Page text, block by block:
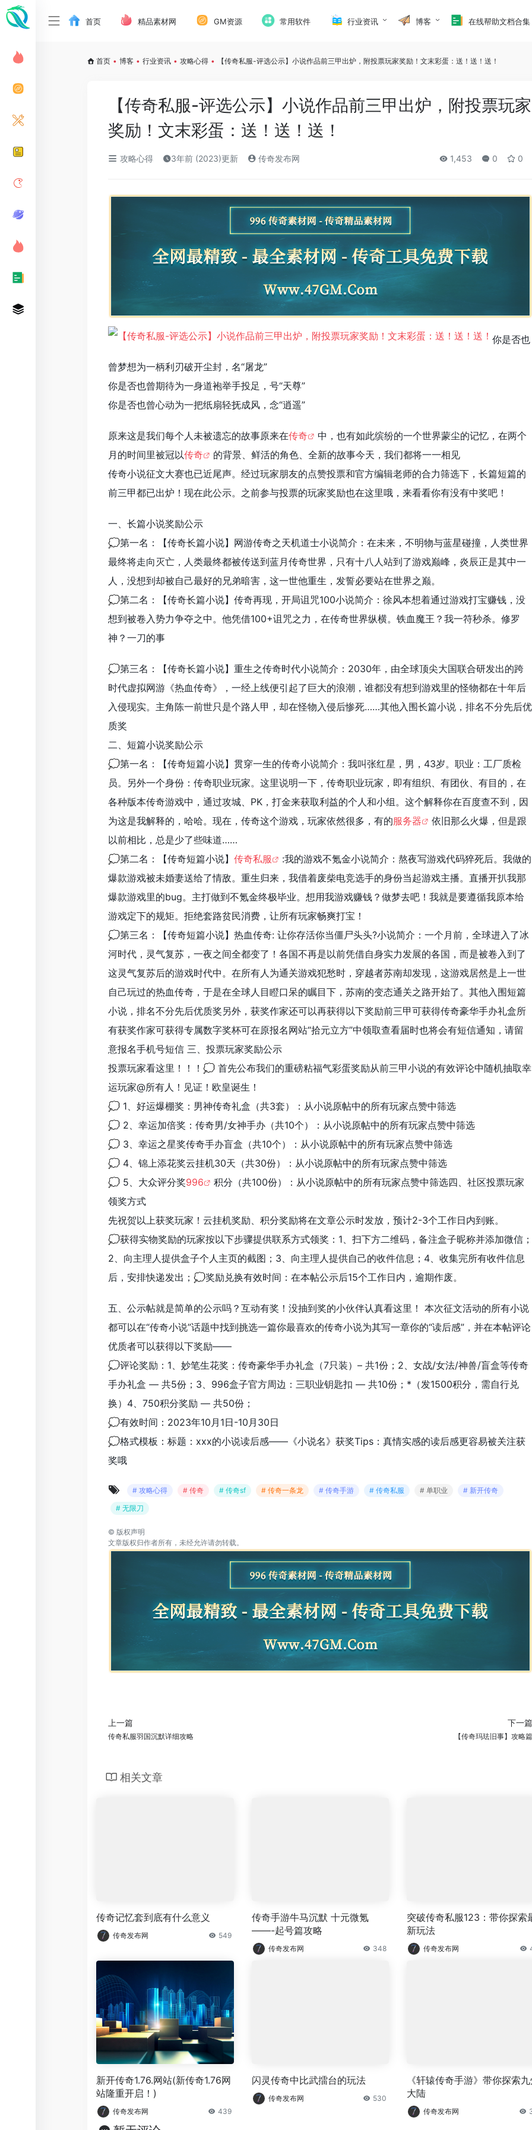
首页 精品素材网 GM资源 常用软件 行业资讯 博客 在线帮助文档合集
首页 • 博客 • 行业资讯 • 攻略心得 • 【传奇私服-评选公示】小说作品前三甲出炉，附投票玩家奖励！文末彩蛋：送！送！送！
【传奇私服-评选公示】小说作品前三甲出炉，附投票玩家
奖励！文末彩蛋：送！送！送！
攻略心得 3年前 (2023)更新 传奇发布网 1,453 0 0
你是否也
曾梦想为一柄利刃破开尘封，名“屠龙”
你是否也曾期待为一身道袍举手投足，号“天尊”
你是否也曾心动为一把纸扇轻抚成风，念“逍遥”
原来这是我们每个人未被遗忘的故事原来在传奇
中，也有如此缤纷的一个世界蒙尘的记忆，在两个
月的时间里被冠以传奇
的背景、鲜活的角色、全新的故事今天，我们都将一一相见
传奇小说征文大赛也已近尾声。经过玩家朋友的点赞投票和官方编辑老师的合力筛选下，长篇短篇的
前三甲都已出炉！现在此公示。之前参与投票的玩家奖励也在这里哦，来看看你有没有中奖吧！
一、长篇小说奖励公示
💭第一名：【传奇长篇小说】网游传奇之天机道士小说简介：在未来，不明物与蓝星碰撞，人类世界
最终将走向灭亡，人类最终都被传送到蓝月传奇世界，只有十八人站到了游戏巅峰，炎辰正是其中一
人，没想到却被自己最好的兄弟暗害，这一世他重生，发誓必要站在世界之巅。
💭第二名：【传奇长篇小说】传奇再现，开局诅咒100小说简介：徐风本想着通过游戏打宝赚钱，没
想到被卷入势力争夺之中。他凭借100+诅咒之力，在传奇世界纵横。铁血魔王？我一符秒杀。修罗
神？一刀的事
💭第三名：【传奇长篇小说】重生之传奇时代小说简介：2030年，由全球顶尖大国联合研发出的跨
时代虚拟网游《热血传奇》，一经上线便引起了巨大的浪潮，谁都没有想到游戏里的怪物都在十年后
入侵现实。主角陈一前世只是个路人甲，却在怪物入侵后惨死……其他入围长篇小说，排名不分先后优
质奖
二、短篇小说奖励公示
💭第一名：【传奇短篇小说】贯穿一生的传奇小说简介：我叫张红星，男，43岁。职业：工厂质检
员。另外一个身份：传奇职业玩家。这里说明一下，传奇职业玩家，即有组织、有团伙、有目的，在
各种版本传奇游戏中，通过攻城、PK，打金来获取利益的个人和小组。这个解释你在百度查不到，因
为这是我解释的，哈哈。现在，传奇这个游戏，玩家依然很多，有的服务器
依旧那么火爆，但是跟
以前相比，总是少了些味道……
💭第二名：【传奇短篇小说】 传奇私服
:我的游戏不氪金小说简介：熬夜写游戏代码猝死后。我做的
爆款游戏被未婚妻送给了情敌。重生归来，我借着废柴电竞选手的身份当起游戏主播。直播开扒我那
爆款游戏里的bug。主打做到不氪金终极毕业。想用我游戏赚钱？做梦去吧！我就是要遵循我原本给
游戏定下的规矩。拒绝套路贫民消费，让所有玩家畅爽打宝！
💭第三名：【传奇短篇小说】热血传奇: 让你存活你当僵尸头头?小说简介：一个月前，全球进入了冰
河时代，灵气复苏，一夜之间全都变了！各国不再是以前凭借自身实力发展的各国，而是被卷入到了
这灵气复苏后的游戏时代中。在所有人为通关游戏犯愁时，穿越者苏南却发现，这游戏居然是上一世
自己玩过的热血传奇，于是在全球人目瞪口呆的瞩目下，苏南的变态通关之路开始了。其他入围短篇
小说，排名不分先后优质奖另外，获奖作家还可以再获得以下奖励前三甲可获得传奇豪华手办礼盒所
有获奖作家可获得专属数字奖杯可在原报名网站“拾元立方”中领取查看届时也将会有短信通知，请留
意报名手机号短信 三、投票玩家奖励公示
投票玩家看这里！！！💭 首先公布我们的重磅粘福气彩蛋奖励从前三甲小说的有效评论中随机抽取幸
运玩家@所有人！见证！欧皇诞生！
💭 1、好运爆棚奖：男神传奇礼盒（共3套）：从小说原帖中的所有玩家点赞中筛选
💭 2、幸运加倍奖：传奇男/女神手办（共10个）：从小说原帖中的所有玩家点赞中筛选
💭 3、幸运之星奖传奇手办盲盒（共10个）：从小说原帖中的所有玩家点赞中筛选
💭 4、锦上添花奖云挂机30天（共30份）：从小说原帖中的所有玩家点赞中筛选
💭 5、大众评分奖996
积分（共100份）：从小说原帖中的所有玩家点赞中筛选四、社区投票玩家
领奖方式
先祝贺以上获奖玩家！云挂机奖励、积分奖励将在文章公示时发放，预计2-3个工作日内到账。
💭获得实物奖励的玩家按以下步骤提供联系方式领奖：1、扫下方二维码，备注盒子昵称并添加微信；
2、向主理人提供盒子个人主页的截图；3、向主理人提供自己的收件信息；4、收集完所有收件信息
后，安排快递发出；💭奖励兑换有效时间：在本帖公示后15个工作日内，逾期作废。
五、公示帖就是简单的公示吗？互动有奖！没抽到奖的小伙伴认真看这里！ 本次征文活动的所有小说
都可以在“传奇小说”话题中找到挑选一篇你最喜欢的传奇小说为其写一章你的“读后感”，并在本帖评论
优质者可以获得以下奖励——
💭评论奖励：1、妙笔生花奖：传奇豪华手办礼盒（7只装）– 共1份；2、女战/女法/神兽/盲盒等传奇
手办礼盒 — 共5份；3、996盒子官方周边：三职业钥匙扣 — 共10份；*（发1500积分，需自行兑
换）4、750积分奖励 — 共50份；
💭有效时间：2023年10月1日-10月30日
💭格式模板：标题：xxx的小说读后感——《小说名》获奖Tips：真情实感的读后感更容易被关注获
奖哦
# 攻略心得 # 传奇 # 传奇sf # 传奇一条龙 # 传奇手游 # 传奇私服 # 单职业
# 新开传奇
# 无限刀
© 版权声明
文章版权归作者所有，未经允许请勿转载。
上一篇
传奇私服羽国沉默详细攻略
下一篇
【传奇玛珐旧事】攻略篇
相关文章
传奇记忆套到底有什么意义
传奇发布网 549
传奇手游牛马沉默 十元微氪
——-起号篇攻略
传奇发布网 348
突破传奇私服123：带你探索
新玩法
传奇发布网
新开传奇1.76.网站(新传奇1.76网
站隆重开启！)
传奇发布网 439
闪灵传奇中比武擂台的玩法
传奇发布网 530
《轩辕传奇手游》带你探索
大陆
传奇发布网